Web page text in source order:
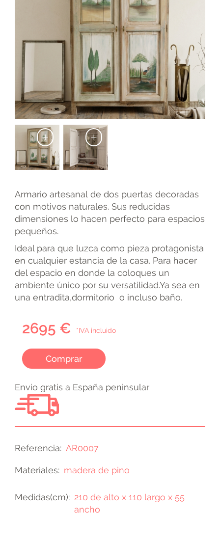
+ +
Armario artesanal de dos puertas decoradas
con motivos naturales. Sus reducidas
dimensiones lo hacen perfecto para espacios
pequeños.
Ideal para que luzca como pieza protagonista
en cualquier estancia de la casa. Para hacer
del espacio en donde la coloques un
ambiente único por su versatilidad.Ya sea en
una entradita,dormitorio o incluso baño.
2695 € *IVA incluido
Comprar
Envio gratis a España peninsular
Referencia AR0007
Materiales madera de pino
Medidas(cm)
210 de alto x 110 largo x 55
ancho